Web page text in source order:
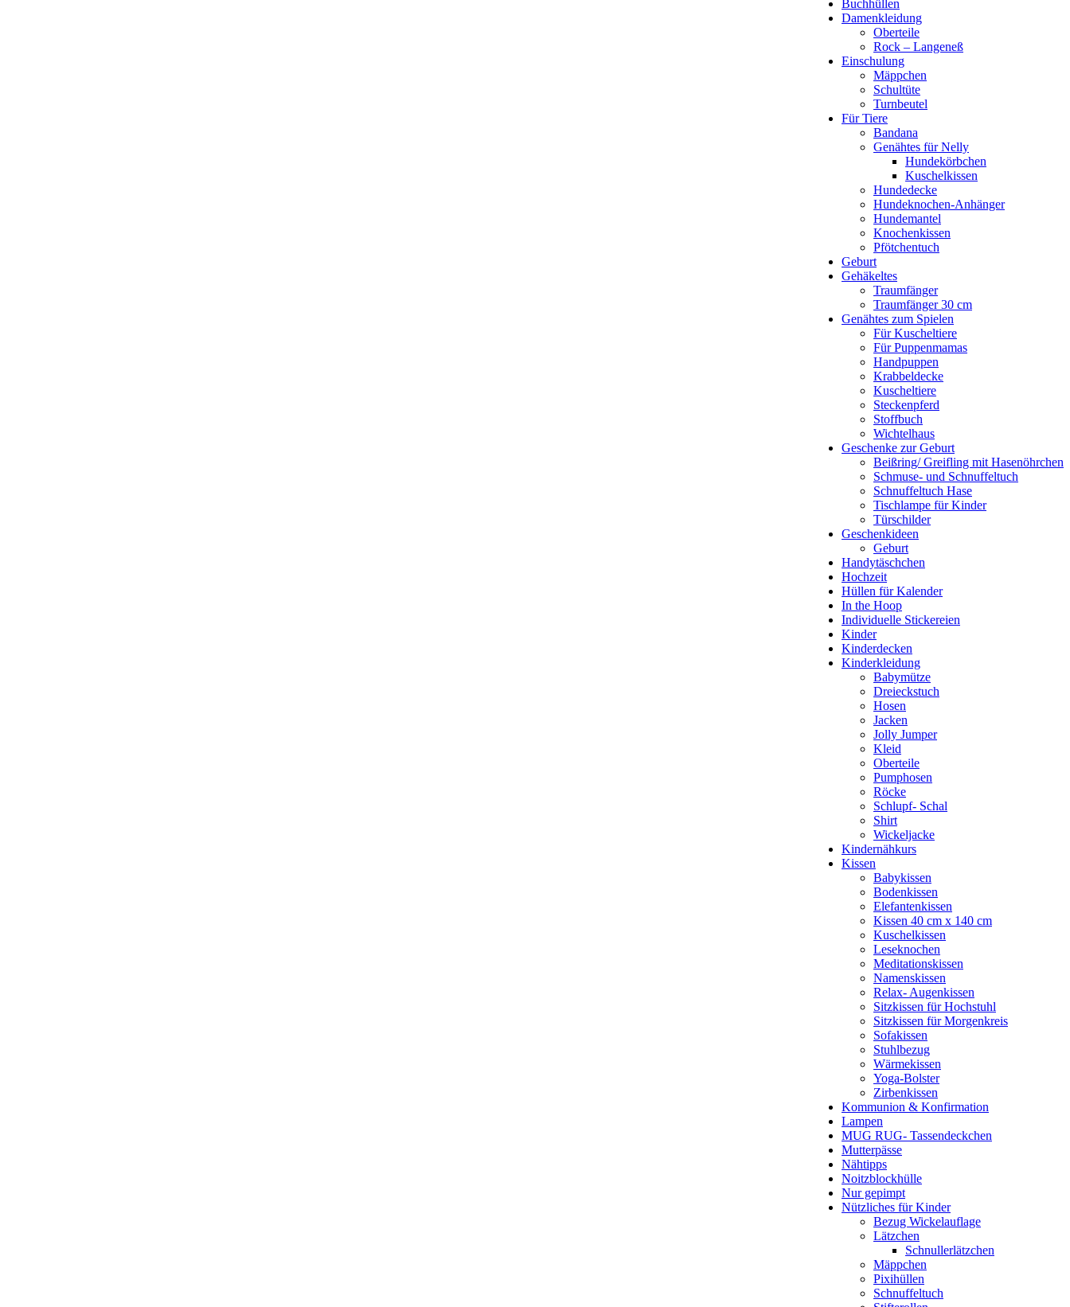
Buchhüllen
Damenkleidung
Oberteile
Rock – Langeneß
Einschulung
Mäppchen
Schultüte
Turnbeutel
Für Tiere
Bandana
Genähtes für Nelly
Hundekörbchen
Kuschelkissen
Hundedecke
Hundeknochen-Anhänger
Hundemantel
Knochenkissen
Pfötchentuch
Geburt
Gehäkeltes
Traumfänger
Traumfänger 30 cm
Genähtes zum Spielen
Für Kuscheltiere
Für Puppenmamas
Handpuppen
Krabbeldecke
Kuscheltiere
Steckenpferd
Stoffbuch
Wichtelhaus
Geschenke zur Geburt
Beißring/ Greifling mit Hasenöhrchen
Schmuse- und Schnuffeltuch
Schnuffeltuch Hase
Tischlampe für Kinder
Türschilder
Geschenkideen
Geburt
Handytäschchen
Hochzeit
Hüllen für Kalender
In the Hoop
Individuelle Stickereien
Kinder
Kinderdecken
Kinderkleidung
Babymütze
Dreieckstuch
Hosen
Jacken
Jolly Jumper
Kleid
Oberteile
Pumphosen
Röcke
Schlupf- Schal
Shirt
Wickeljacke
Kindernähkurs
Kissen
Babykissen
Bodenkissen
Elefantenkissen
Kissen 40 cm x 140 cm
Kuschelkissen
Leseknochen
Meditationskissen
Namenskissen
Relax- Augenkissen
Sitzkissen für Hochstuhl
Sitzkissen für Morgenkreis
Sofakissen
Stuhlbezug
Wärmekissen
Yoga-Bolster
Zirbenkissen
Kommunion & Konfirmation
Lampen
MUG RUG- Tassendeckchen
Mutterpässe
Nähtipps
Noitzblockhülle
Nur gepimpt
Nützliches für Kinder
Bezug Wickelauflage
Lätzchen
Schnullerlätzchen
Mäppchen
Pixihüllen
Schnuffeltuch